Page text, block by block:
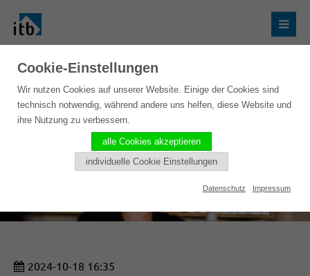
2024-10-18 16:35
Cookie-Einstellungen
Wir nutzen Cookies auf unserer Website. Einige der Cookies sind
technisch notwendig, während andere uns helfen, diese Website und
ihre Nutzung zu verbessern.
alle Cookies akzeptieren
individuelle Cookie Einstellungen
Datenschutz Impressum